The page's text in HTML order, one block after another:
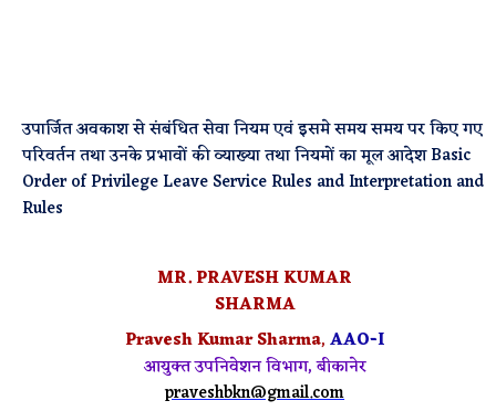
उपार्जित अवकाश से संबंधित सेवा नियम एवं इसमे समय समय पर किए गए
परिवर्तन तथा उनके प्रभावों की व्याख्या तथा नियमों का मूल आदेश Basic
Order of Privilege Leave Service Rules and Interpretation and
Rules
MR. PRAVESH KUMAR
SHARMA
Pravesh Kumar Sharma,AAO-I
आयुक्त उपनिवेशन विभाग, बीकानेर
praveshbkn@gmail.com